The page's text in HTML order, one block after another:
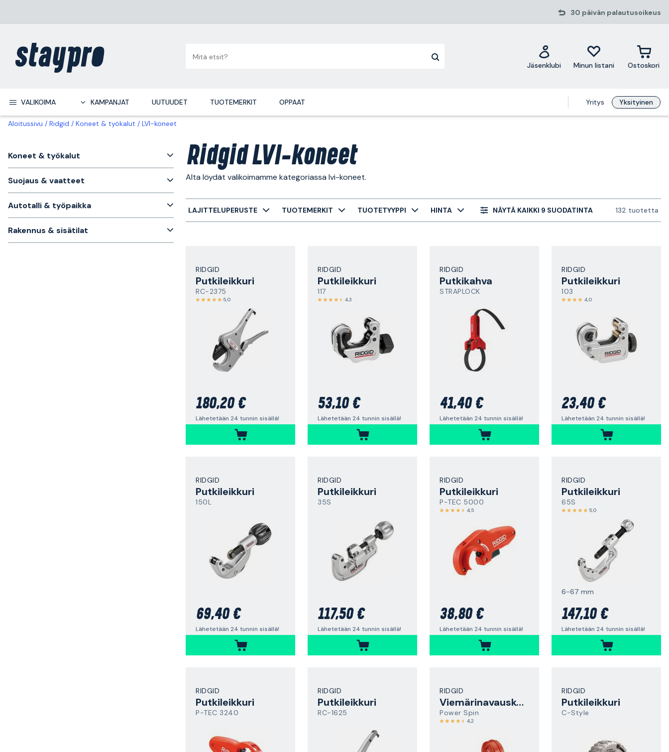
30 päivän palautusoikeus
Jäsenklubi Minun listani Ostoskori
VALIKOIMA KAMPANJAT UUTUUDET TUOTEMERKIT OPPAAT Yritys Yksityinen
Aloitussivu Ridgid Koneet & työkalut LVI-koneet
Koneet & työkalut
Suojaus & vaatteet
Autotalli & työpaikka
Rakennus & sisätilat
Ridgid LVI-koneet
Alta löydät valikoimamme kategoriassa lvi-koneet.
LAJITTELUPERUSTE TUOTEMERKIT TUOTETYYPPI HINTA NÄYTÄ KAIKKI 9 SUODATINTA 132 tuotetta
RIDGID
Putkileikkuri
RC-2375
5,0
180,20 €
Lähetetään 24 tunnin sisällä!
RIDGID
Putkileikkuri
117
4,3
53,10 €
Lähetetään 24 tunnin sisällä!
RIDGID
Putkikahva
STRAPLOCK
41,40 €
Lähetetään 24 tunnin sisällä!
RIDGID
Putkileikkuri
103
4,0
23,40 €
Lähetetään 24 tunnin sisällä!
RIDGID
Putkileikkuri
150L
69,40 €
Lähetetään 24 tunnin sisällä!
RIDGID
Putkileikkuri
35S
117,50 €
Lähetetään 24 tunnin sisällä!
RIDGID
Putkileikkuri
P-TEC 5000
4,5
38,80 €
Lähetetään 24 tunnin sisällä!
RIDGID
Putkileikkuri
65S
5,0
6-67 mm
147,10 €
Lähetetään 24 tunnin sisällä!
RIDGID
Putkileikkuri
P-TEC 3240
RIDGID
Putkileikkuri
RC-1625
RIDGID
Viemärinavauskone
Power Spin
4,2
RIDGID
Putkileikkuri
C-Style